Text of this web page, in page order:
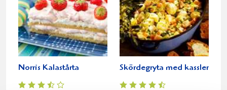
Norris Kalastårta Skördegryta med kassler